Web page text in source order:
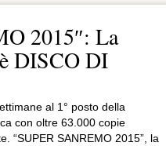
2015″: La
DISCO DI
al 1° posto della
con oltre 63.000 copie
“SUPER SANREMO 2015”, la